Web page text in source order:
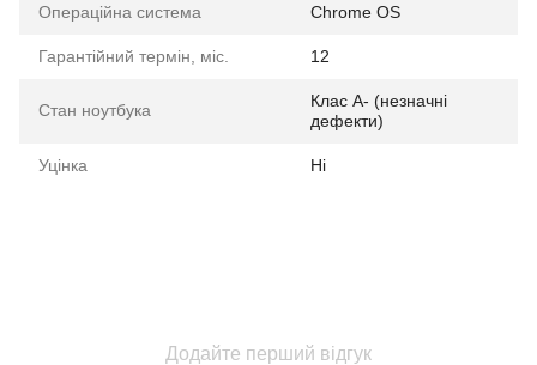
Операційна система Chrome OS
Гарантійний термін, міс. 12
Стан ноутбука
Клас A- (незначні
дефекти)
Уцінка Ні
Додайте перший відгук